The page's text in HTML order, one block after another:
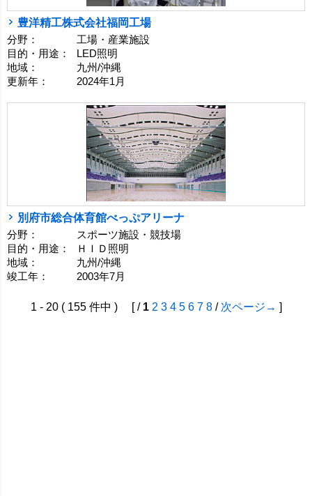
豊洋精工株式会社福岡工場
分野：
工場・産業施設
目的・用途：
LED照明
地域：
九州/沖縄
更新年：
2024年1月
別府市総合体育館べっぷアリーナ
分野：
スポーツ施設・競技場
目的・用途：
ＨＩＤ照明
地域：
九州/沖縄
竣工年：
2003年7月
1 - 20 ( 155 件中 ) [ / 1 2 3 4 5 6 7 8/ 次ページ→ ]